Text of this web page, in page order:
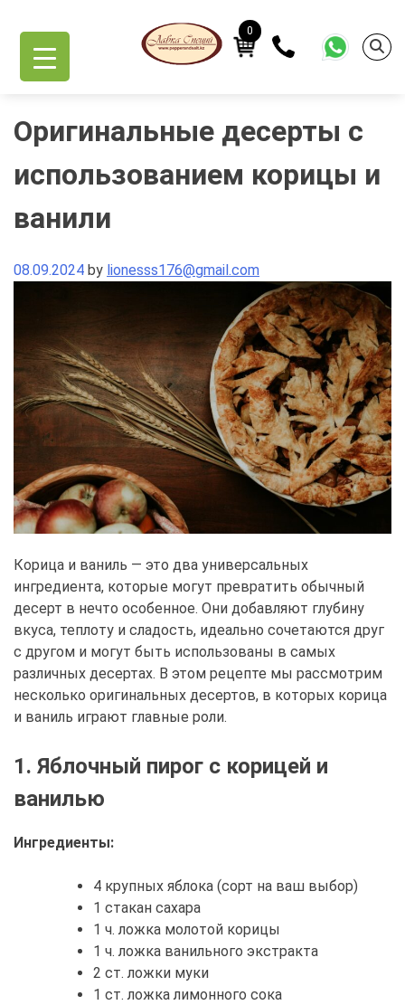
content
0
Оригинальные десерты с
использованием корицы и
ванили
08.09.2024 by lionesss176@gmail.com
Корица и ваниль — это два универсальных
ингредиента, которые могут превратить обычный
десерт в нечто особенное. Они добавляют глубину
вкуса, теплоту и сладость, идеально сочетаются друг
с другом и могут быть использованы в самых
различных десертах. В этом рецепте мы рассмотрим
несколько оригинальных десертов, в которых корица
и ваниль играют главные роли.
1. Яблочный пирог с корицей и
ванилью
Ингредиенты:
4 крупных яблока (сорт на ваш выбор)
1 стакан сахара
1 ч. ложка молотой корицы
1 ч. ложка ванильного экстракта
2 ст. ложки муки
1 ст. ложка лимонного сока